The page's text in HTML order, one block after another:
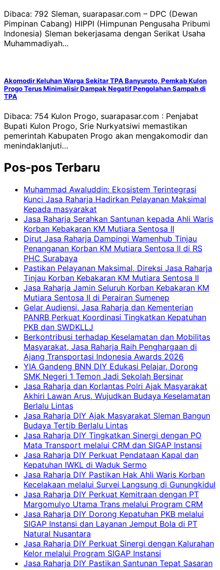
Dibaca: 792 Sleman, suarapasar.com – DPC (Dewan
Pimpinan Cabang) HIPPI (Himpunan Pengusaha Pribumi
Indonesia) Sleman bekerjasama dengan Serikat Usaha
Muhammadiyah…
Akomodir Keluhan Warga Sekitar TPA Banyuroto, Pemkab Kulon
Progo Terus Minimalisir Dampak Negatif Pengolahan Sampah di
TPA
Dibaca: 754 Kulon Progo, suarapasar.com : Penjabat
Bupati Kulon Progo, Srie Nurkyatsiwi memastikan
pemerintah Kabupaten Progo akan mengakomodir dan
menindaklanjuti…
Pos-pos Terbaru
Muhammad Awaluddin: Ekosistem Terintegrasi
Kunci Jasa Raharja Hadirkan Pelayanan Maksimal
Kepada masyarakat
Jasa Raharja Serahkan Santunan kepada Ahli Waris
Korban Kebakaran KM Mutiara Sentosa II
Dirut Jasa Raharja Dampingi Wamenhub Tinjau
Penanganan Korban KM Mutiara Sentosa II di RS
PHC Surabaya
Pastikan Pelayanan Maksimal, Direksi Jasa Raharja
Tinjau Korban Kebakaran KM Mutiara Sentosa II
Jasa Raharja Jamin Seluruh Korban Kebakaran KM
Mutiara Sentosa II di Perairan Sumenep
Gelar Audiensi, Jasa Raharja dan Kementerian
PANRB Perkuat Koordinasi Tingkatkan Kepatuhan
PKB dan SWDKLLJ
Berkontribusi terhadap Keselamatan dan Mobilitas
Masyarakat, Jasa Raharja Raih Penghargaan di
Ajang Transportasi Indonesia Awards 2026
YIA Gandeng BNN DIY Edukasi Pelajar, Dorong
SMK Negeri 1 Temon Jadi Sekolah Bersinar
Jasa Raharja dan Korlantas Polri Ajak Masyarakat
Akhiri Lawan Arus, Wujudkan Budaya Keselamatan
Berlalu Lintas
Jasa Raharja DIY Ajak Masyarakat Sleman Bangun
Budaya Tertib Berlalu Lintas
Jasa Raharja DIY Tingkatkan Sinergi dengan PO
Mata Transport melalui CRM dan SIGAP Instansi
Jasa Raharja DIY Perkuat Pendataan Kapal dan
Kepatuhan IWKL di Waduk Sermo
Jasa Raharja DIY Pastikan Hak Ahli Waris Korban
Kecelakaan melalui Survei Langsung di Gunungkidul
Jasa Raharja DIY Perkuat Kemitraan dengan PT
Margomulyo Utama Trans melalui Program CRM
Jasa Raharja DIY Dorong Kepatuhan PKB melalui
SIGAP Instansi dan Layanan Jemput Bola di PT
Natural Nusantara
Jasa Raharja DIY Perkuat Sinergi dengan Kalurahan
Kelor melalui Program SIGAP Instansi
Jasa Raharja DIY Pastikan Santunan Tepat Sasaran